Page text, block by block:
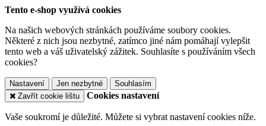
Tento e-shop využívá cookies
Na našich webových stránkách používáme soubory cookies.
Některé z nich jsou nezbytné, zatímco jiné nám pomáhají vylepšit
tento web a váš uživatelský zážitek. Souhlasíte s používáním všech
cookies?
Nastavení Jen nezbytné
Souhlasím
Zavřít cookie lištu
Cookies nastavení
Vaše soukromí je důležité. Můžete si vybrat nastavení cookies níže.